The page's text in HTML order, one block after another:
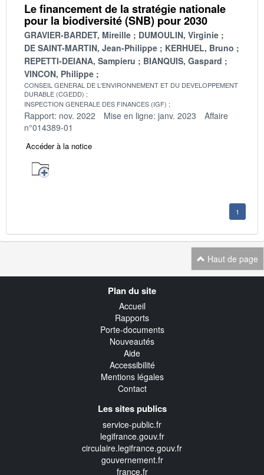
Le financement de la stratégie nationale
pour la biodiversité (SNB) pour 2030
GRAVIER-BARDET, Mireille
DUMOULIN, Virginie
DE SAINT-MARTIN, Jean-Philippe
KERHUEL, Bruno
REPETTI-DEIANA, Sampieru
BIANQUIS, Gaspard
VINCON, Philippe
CONSEIL GENERAL DE L'ENVIRONNEMENT ET DU DEVELOPPEMENT
DURABLE (CGEDD)
INSPECTION GENERALE DES FINANCES (IGF)
Rapport: nov. 2022 Mise en ligne: janv. 2023
Affaire
n°014389-01
Accéder à la notice
1
Haut de page
Plan du site
Accueil
Rapports
Porte-documents
Nouveautés
Aide
Accessibilité
Mentions légales
Contact
Les sites publics
service-public.fr
legifrance.gouv.fr
circulaire.legifrance.gouv.fr
gouvernement.fr
france.fr